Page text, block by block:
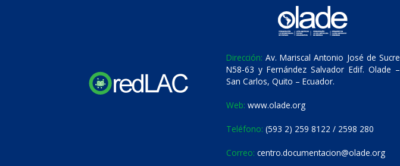
Dirección: Av. Mariscal Antonio José de Sucre
N58-63 y Fernández Salvador Edif. Olade –
San Carlos, Quito – Ecuador.
Web: www.olade.org
Teléfono: (593 2) 259 8122 / 2598 280
Correo: centro.documentacion@olade.org